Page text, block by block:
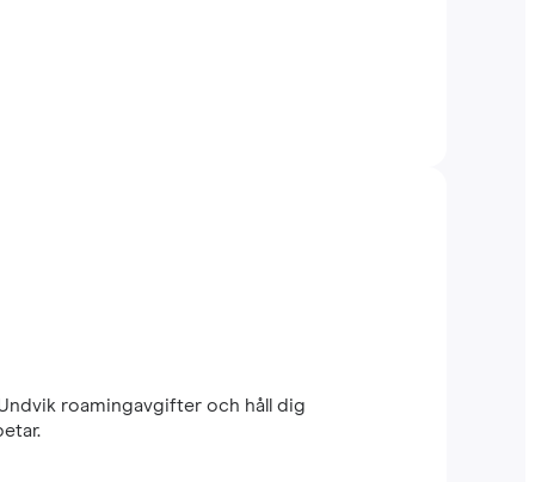
roamingavgifter och håll dig